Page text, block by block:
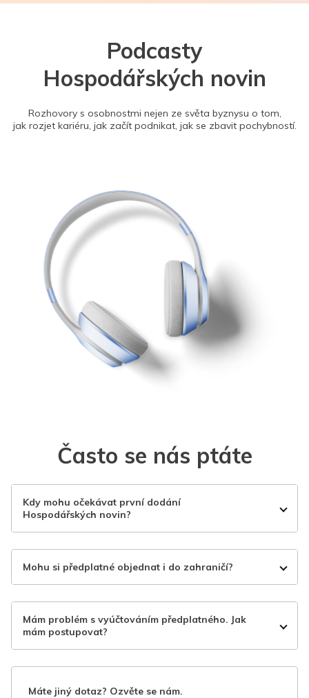
Podcasty
Hospodářských novin
Rozhovory s osobnostmi nejen ze světa byznysu o tom,
jak rozjet kariéru, jak začít podnikat, jak se zbavit pochybností.
Často se nás ptáte
Kdy mohu očekávat první dodání
Hospodářských novin?
Mohu si předplatné objednat i do zahraničí?
Mám problém s vyúčtováním předplatného. Jak
mám postupovat?
Máte jiný dotaz? Ozvěte se nám.